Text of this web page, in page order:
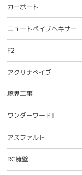
カーポート
ニュートペイブヘキサー
F2
アクリナペイブ
境界工事
ワンダーワードⅡ
アスファルト
RC擁壁